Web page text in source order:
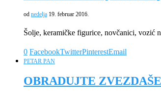
od nedelja 19. februar 2016.
Šolje, keramičke figurice, novčanici,
0 FacebookTwitterPinterestEmail
PETAR PAN
OBRADUJTE